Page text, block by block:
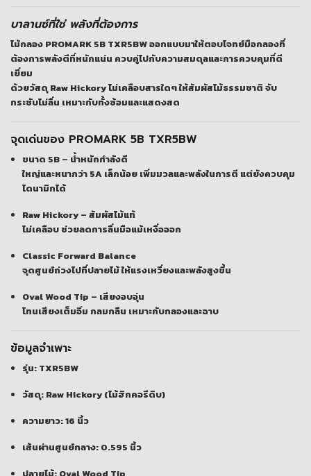
บาลานซ์ที่ใช่ พลังที่ต้องการ
ไม้กลอง PROMARK 5B TXR5BW ออกแบบมาให้ตอบโจทย์มือกลองที่
ต้องการพลังตีที่หนักแน่น ควบคู่ไปกับความสมดุลและการควบคุมที่ดี
เยี่ยม
ด้วยวัสดุRaw Hickoryไม่เคลือบสารใดๆ ให้สัมผัสไม้ธรรมชาติ จับ
กระชับไม่ลื่น เหมาะกับทั้งซ้อมและแสดงสด
จุดเด่นของ PROMARK 5B TXR5BW
ขนาด 5B – น้ำหนักกำลังดี
ใหญ่และหนากว่า 5A เล็กน้อย เพิ่มมวลและพลังในการตี แต่ยังควบคุม
ไดนามิกได้
Raw Hickory – สัมผัสไม้แท้
ไม่เคลือบ ช่วยลดการลื่นมือแม้เหงื่อออก
Classic Forward Balance
จุดศูนย์ถ่วงไปที่ปลายไม้ ให้แรงเหวี่ยงและพลังสูงขึ้น
Oval Wood Tip – เสียงอบอุ่น
โทนเสียงเต็มอิ่ม กลมกลืน เหมาะกับกลองและฉาบ
ข้อมูลจำเพาะ
รุ่น: TXR5BW
วัสดุ: Raw Hickory (ไม้ฮิกคอรีดิบ)
ความยาว: 16 นิ้ว
เส้นผ่านศูนย์กลาง: 0.595 นิ้ว